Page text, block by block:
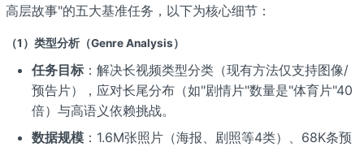
高层故事"的五大基准任务，以下为核心细节：
（1）类型分析（Genre Analysis）
任务目标：解决长视频类型分类（现有方法仅支持图像/
预告片），应对长尾分布（如"剧情片"数量是"体育片"40
倍）与高语义依赖挑战。
数据规模：1.6M张照片（海报、剧照等4类）、68K条预